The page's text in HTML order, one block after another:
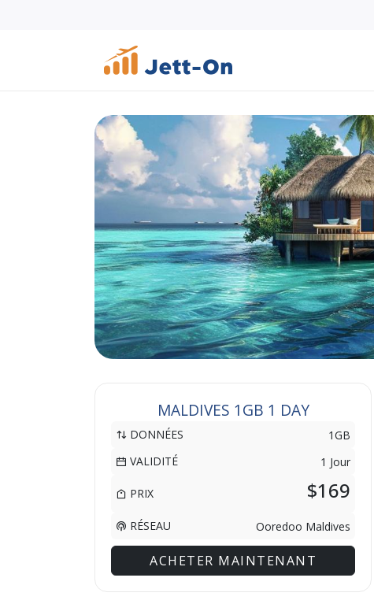
MALDIVES 1GB 1 DAY
DONNÉES
1GB
VALIDITÉ
1 Jour
PRIX $169
RÉSEAU Ooredoo Maldives
ACHETER MAINTENANT